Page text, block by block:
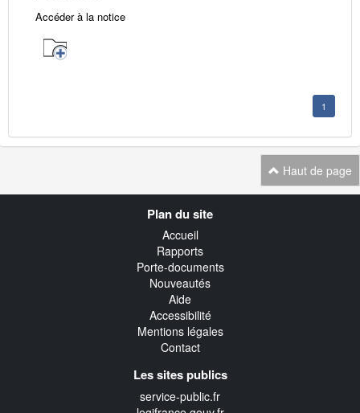
Accéder à la notice
1
Haut de page
Plan du site
Accueil
Rapports
Porte-documents
Nouveautés
Aide
Accessibilité
Mentions légales
Contact
Les sites publics
service-public.fr